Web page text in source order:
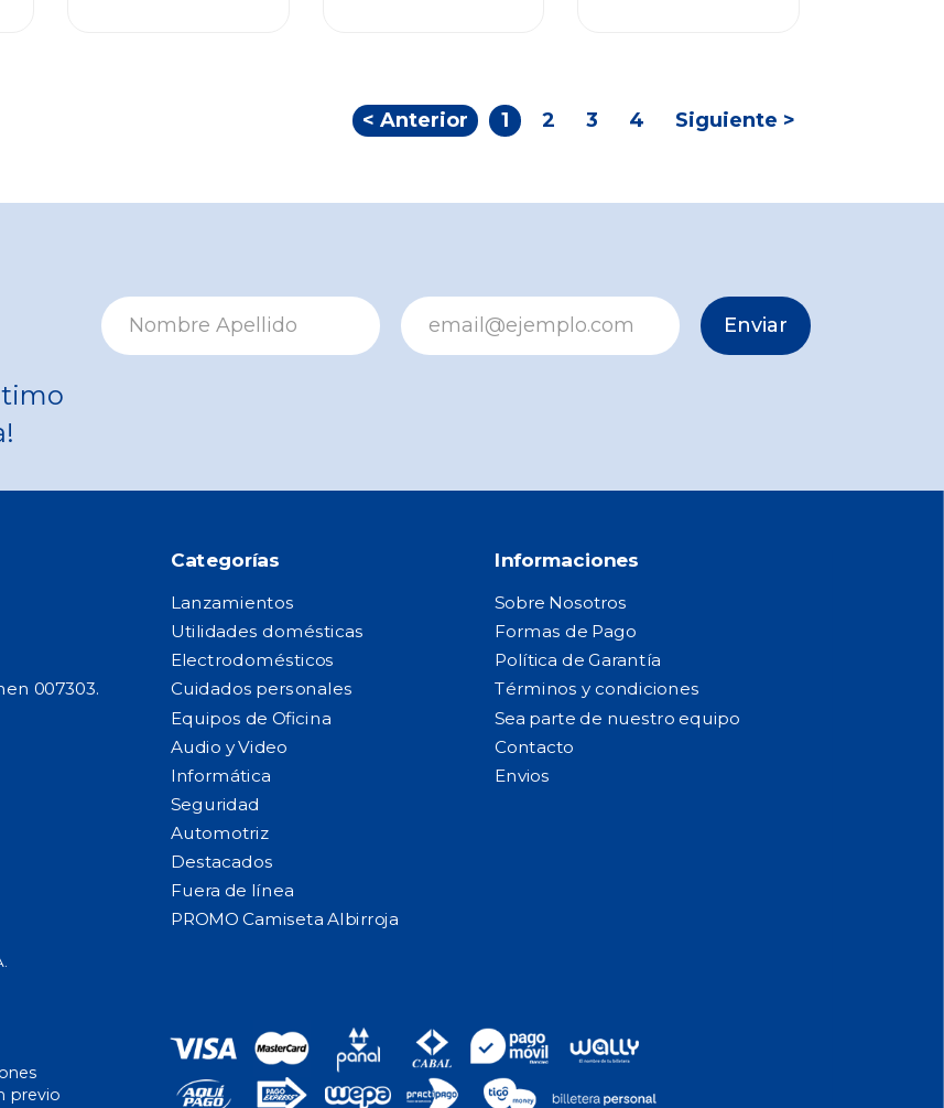
< Anterior 1 2 3 4 Siguiente >
Enviar
007303.
previo
Categorías
Lanzamientos
Utilidades domésticas
Electrodomésticos
Cuidados personales
Equipos de Oficina
Audio y Video
Informática
Seguridad
Automotriz
Destacados
Fuera de línea
PROMO Camiseta Albirroja
Informaciones
Sobre Nosotros
Formas de Pago
Política de Garantía
Términos y condiciones
Sea parte de nuestro equipo
Contacto
Envios